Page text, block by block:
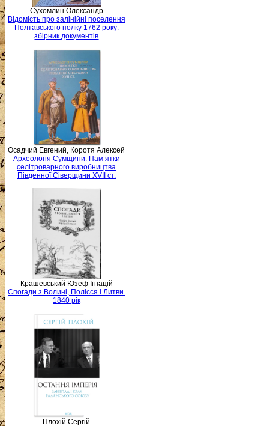
Сухомлин Олександр
Відомість про залінійні поселення
Полтавського полку 1762 року:
збірник документів
Осадчий Евгений, Коротя Алексей
Археологія Сумщини. Пам’ятки
селітроварного виробництва
Південної Сіверщини XVII ст.
Крашевський Юзеф Ігнацій
Спогади з Волині, Полісся і Литви.
1840 рік
Плохій Сергій